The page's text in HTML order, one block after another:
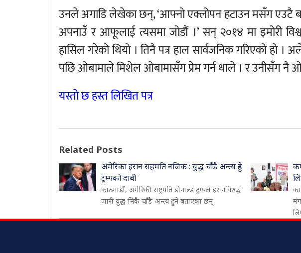
उनले अगाडि लेखेका छन्, ‘आफ्नो एक्लोपन हटाउन मसँग एउटै
अपनाउँ र आफूलाई त्यसमा जोडौं ।’ सन् २०१४ मा इमोरी
हासिल गरेको थियो । तिनै पत्र हाल सार्वजनिक गरिएको हो ।
पछि ओबामाले मिशेल ओबामासँग प्रेम गर्न थाले । र उनीसँग नै
यस्ताे छ हस्त लिखित पत्र
Related Posts
अमेरिका इरान सहमति नजिक : युद्ध चाँडै अन्त्य हुने
ट्रम्पको दाबी
काठमाडौं, अमेरिकी राष्ट्रपति डोनाल्ड ट्रम्पले इरानविरुद्ध
जारी युद्ध ‘निकै चाँडै’ अन्त्य हुने बताएका छन्